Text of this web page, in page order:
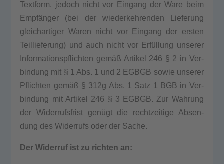
Text­form, jedoch nicht vor Ein­gang der Ware beim
Empfänger (bei der wie­der­keh­ren­den Lie­fe­rung
gleich­ar­ti­ger Waren nicht vor Ein­gang der ers­ten
Teil­lie­fe­rung) und auch nicht vor Erfüllung unse­rer
Infor­ma­ti­ons­pflich­ten gemäß Arti­kel 246 § 2 in Ver­
bin­dung mit § 1 Abs. 1 und 2 EGBGB sowie unse­rer
Pflich­ten gemäß § 312g Abs. 1 Satz 1 BGB in Ver­
bin­dung mit Arti­kel 246 § 3 EGBGB. Zur Wah­rung
der Wider­rufs­frist genügt die recht­zei­ti­ge Absen­
dung des Wider­rufs oder der Sache.
Der Wider­ruf ist zu rich­ten an: